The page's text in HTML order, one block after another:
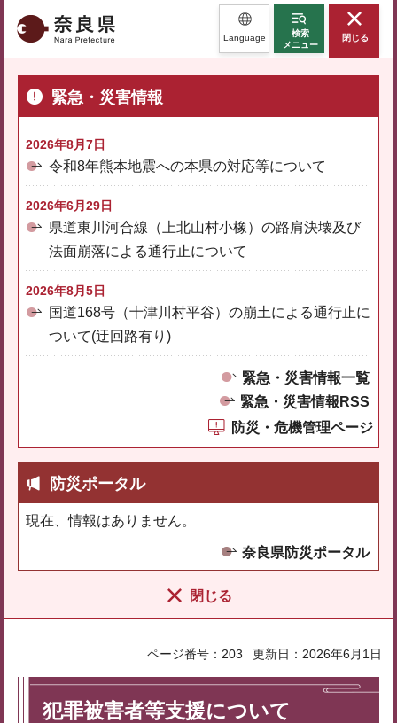
奈良県 Language
検索
メニュー
閉じる
緊急・災害情報
2026年8月7日
令和8年熊本地震への本県の対応等について
2026年6月29日
県道東川河合線（上北山村小橡）の路肩決壊及び
法面崩落による通行止について
2026年8月5日
国道168号（十津川村平谷）の崩土による通行止に
ついて(迂回路有り)
緊急・災害情報一覧
緊急・災害情報RSS
防災・危機管理ページ
防災ポータル
現在、情報はありません。
奈良県防災ポータル
閉じる
ページ番号：203 更新日：2026年6月1日
犯罪被害者等支援について